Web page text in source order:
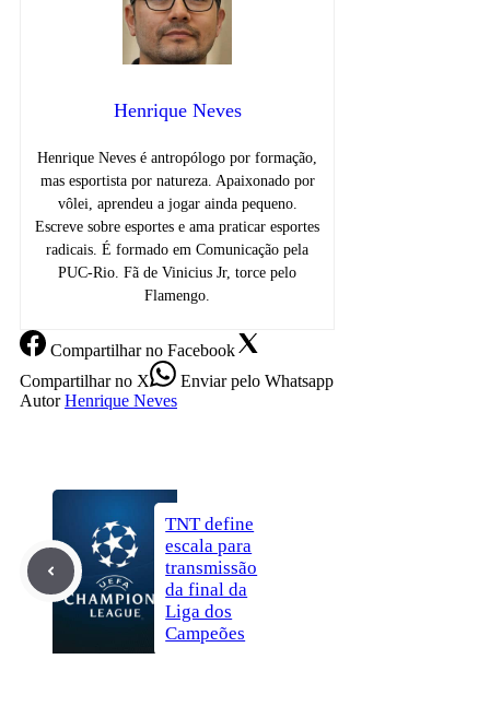
Henrique Neves
Henrique Neves é antropólogo por formação,
mas esportista por natureza. Apaixonado por
vôlei, aprendeu a jogar ainda pequeno.
Escreve sobre esportes e ama praticar esportes
radicais. É formado em Comunicação pela
PUC-Rio. Fã de Vinicius Jr, torce pelo
Flamengo.
Compartilharno Facebook
Compartilharno X Enviarpelo Whatsapp
Autor Henrique Neves
TNT define
escala para
transmissão
da final da
Liga dos
Campeões